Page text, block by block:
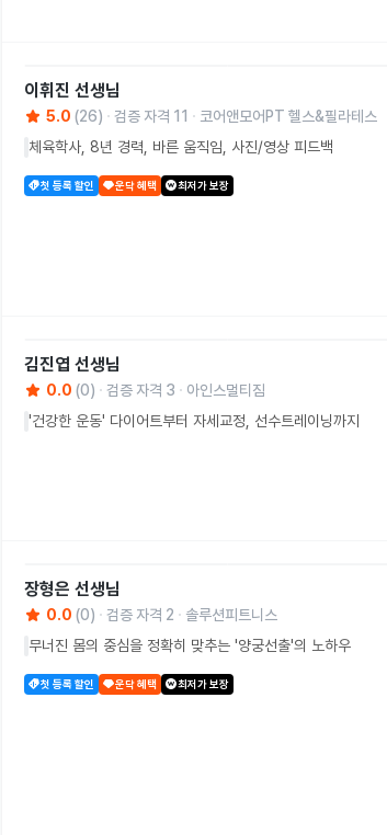
이휘진 선생님
5.0 (26) 검증 자격 11
코어앤모어PT 헬스&필라테스
체육학사, 8년 경력, 바른 움직임, 사진/영상 피드백
첫 등록 할인 운닥 혜택 최저가 보장
김진엽 선생님
0.0 (0) 검증 자격 3
아인스멀티짐
'건강한 운동' 다이어트부터 자세교정, 선수트레이닝까지
장형은 선생님
0.0 (0) 검증 자격 2
솔루션피트니스
무너진 몸의 중심을 정확히 맞추는 '양궁선출'의 노하우
첫 등록 할인 운닥 혜택 최저가 보장